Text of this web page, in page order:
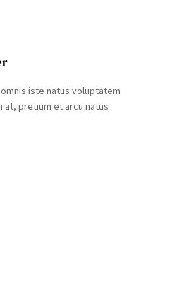
iste natus voluptatem
at, pretium et arcu natus